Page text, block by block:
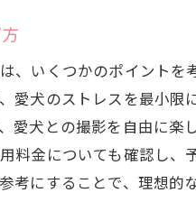
撮影を楽しむた
愛犬の個性を引
撮影をストレス
愛犬と一緒に過
、いくつかのポイント
愛犬のストレスを最小
愛犬との撮影を自由に
料金についても確認し
考にすることで、理想的